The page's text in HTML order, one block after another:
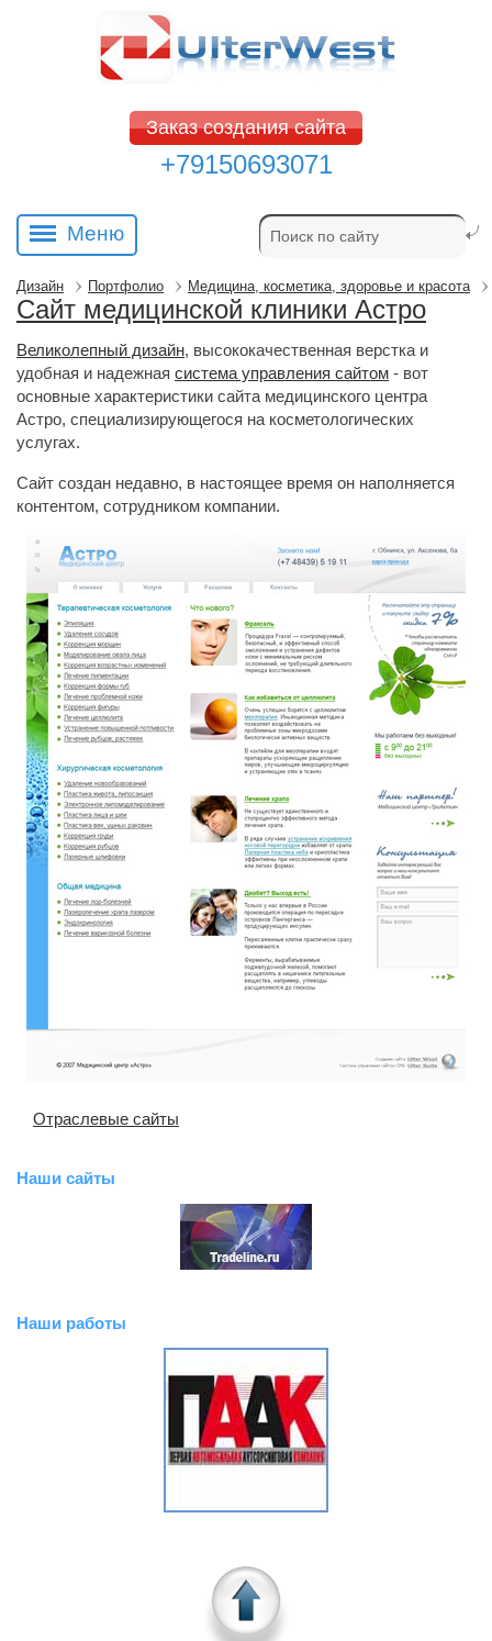
Заказ создания сайта
+79150693071
Меню
Дизайн Портфолио Медицина, косметика, здоровье и красота
Сайт медицинской клиники Астро
Великолепный дизайн, высококачественная верстка и
удобная и надежная система управления сайтом - вот
основные характеристики сайта медицинского центра
Астро, специализирующегося на косметологических
услугах.
Сайт создан недавно, в настоящее время он наполняется
контентом, сотрудником компании.
Отраслевые сайты
Наши сайты
Наши работы